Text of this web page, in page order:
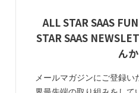
ALL STAR SAAS
STAR SAAS
ん
メールマガジンにご登録い